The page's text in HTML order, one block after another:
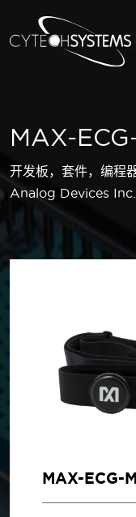
MAX-
开发板，套件，编程
Analog Devices
MAX-ECG-